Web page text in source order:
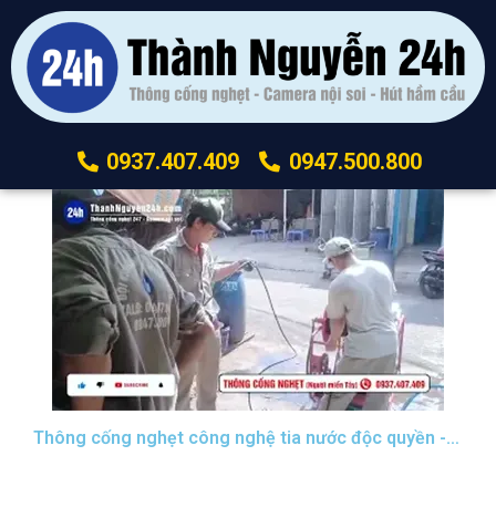
0937.407.409 0947.500.800
Thông cống nghẹt công nghệ tia nước độc quyền - P1 #thongcongnghetsaigon #nguoimientaythongcong